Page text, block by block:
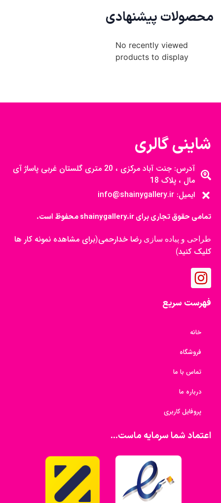
محصولات پیشنهادی
No recently viewed
products to display
شاینی گالری
آدرس: جنت آباد مرکزی ، 20 متری گلستان غربی پاساژ آی
مال ، پلاک 18
ایمیل: info@shainygallery.ir
تمامی حقوق تجاری برای shainygallery.ir محفوظ است.
طراحی و پیاده سازی رضا خدارحمی(برای مشاهده نمونه کار ها
کلیک کنید)
فهرست سریع
خانه
فروشگاه
تماس با ما
درباره ما
پروفایل کاربری
اعتماد شما سرمایه ماست...